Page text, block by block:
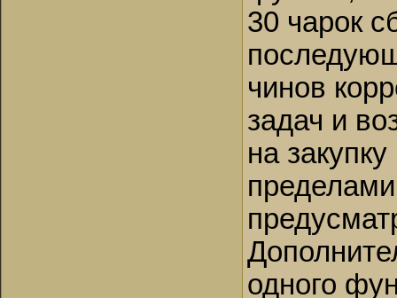
30 чарок
чинов
задач и
на
одного